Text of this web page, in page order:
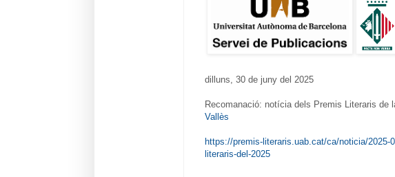
dilluns, 30 de juny del 2025
Recomanació: notícia dels Premis Literaris de
Vallès
https://premis-literaris.uab.cat/ca/noticia/2025-
literaris-del-2025